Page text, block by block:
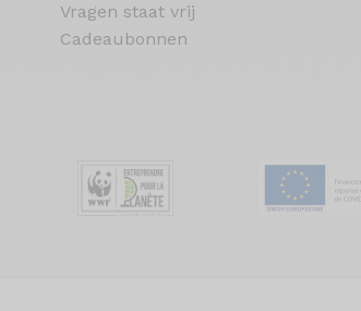
Vragen staat vrij
Cadeaubonnen